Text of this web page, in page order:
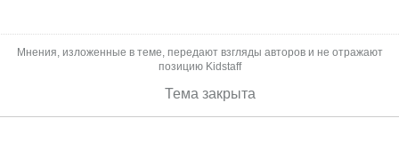
Мнения, изложенные в теме, передают взгляды авторов и не отражают
позицию Kidstaff
Тема закрыта